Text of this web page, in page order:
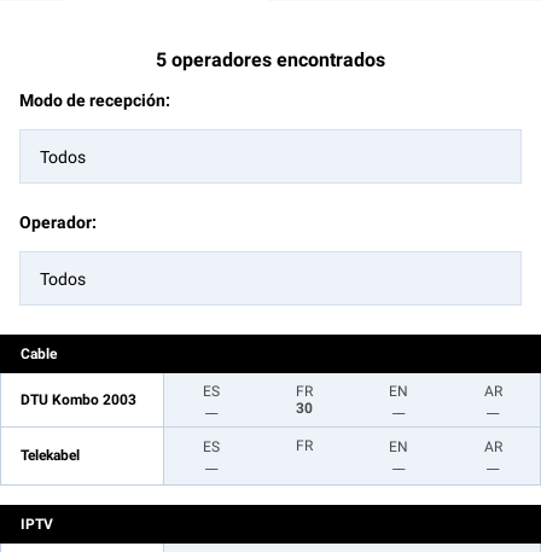
5 operadores encontrados
Modo de recepción:
Todos
Operador:
Todos
Cable
DTU Kombo 2003
ES
FR
30
EN
AR
Telekabel
ES
FR
EN
AR
IPTV